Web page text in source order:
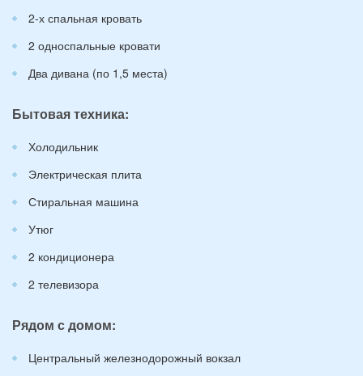
2-х спальная кровать
2 односпальные кровати
Два дивана (по 1,5 места)
Бытовая техника:
Холодильник
Электрическая плита
Стиральная машина
Утюг
2 кондиционера
2 телевизора
Рядом с домом:
Центральный железнодорожный вокзал